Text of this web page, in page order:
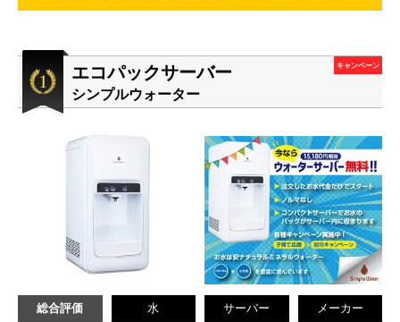
エコパックサーバー
シンプルウォーター
キャンペーン
総合評価 水 サーバー メーカー